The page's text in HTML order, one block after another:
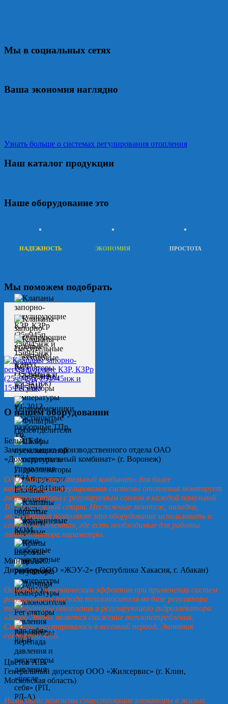
Мы в социальных сетях
Ваша экономия наглядно
Узнать больше о системах регулирования отопления
Наш каталог продукции
Наше оборудование это
НАДЕЖНОСТЬ ЭКОНОМИЯ ПРОСТОТА
Мы поможем подобрать
О нашем оборудовании
Белых Т.Ф.
Замначальника производственного отдела ОАО
«Домостроительный комбинат» (г. Воронеж)
ОАО «Домостроительный комбинат» для более
качественного регулирования системы отопления монтирует
гидроэлеваторы с регулируемым соплом в каждой панельной
10-ти этажной секции. Несложные монтаж, наладка,
эксплуатация позволяют это оборудование использовать и
сегодня на объектах, где есть необходимые для работы
гидроэлеватора параметры.
Минин А.Ю.
Директор ООО «ЖЭУ-2» (Республика Хакасия, г. Абакан)
Основным экономическим эффектом при применении систем
регулирования расхода теплоносителя на базе регулятора
температуры отопления и регулирующего гидроэлеватора
«Завод Этон» является снижение теплопотребления.
Система тестировалась в весенний период. Экономия
составила 42%.
Цветов А.В.
Генеральный директор ООО «Жилсервис» (г. Клин,
Московская область)
Нами были заменены существующие элеваторы в жилых